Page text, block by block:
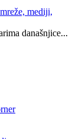
mediji,
današnjice...